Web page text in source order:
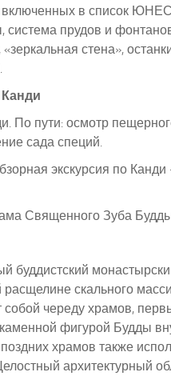
в список
прудов и
стена»,
По пути: осмотр
сада специй.
экскурсия по Канди
Священного Зуба
буддистский
скального
собой череду храмов,
фигурой Будды
храмов также
архитектурный